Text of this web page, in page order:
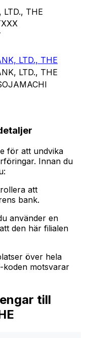
THE
LTD., THE
LTD., THE
för att undvika
Innan du
att
bank.
använder en
den här filialen
över hela
koden motsvarar
till